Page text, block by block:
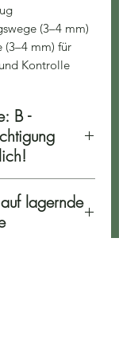
(3–4 mm)
(3–4 mm) für
Kontrolle
B -
lagernde